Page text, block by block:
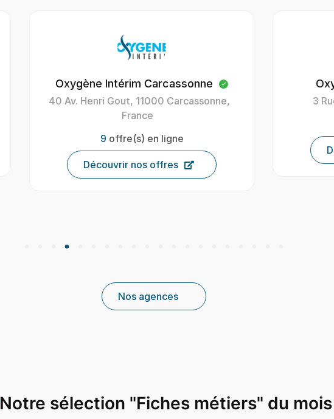
Oxygène Intérim Figeac
3 Rue Paul Bert, 46100 Figeac
Découvrir nos offres
4
Nos agences
Notre sélection "Fiches métiers" du mois